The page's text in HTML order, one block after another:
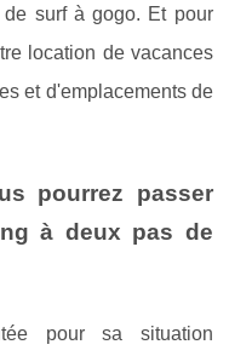
surf à gogo. Et pour
location de vacances
et d'emplacements de
pourrez passer
à deux pas de
pour sa situation